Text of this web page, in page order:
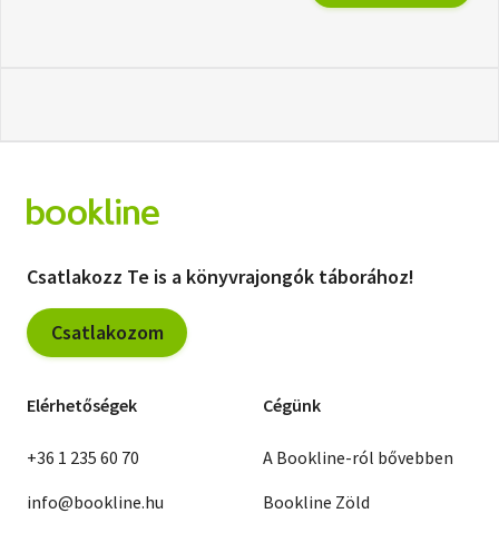
Csatlakozz Te is a könyvrajongók táborához!
Csatlakozom
Elérhetőségek
+36 1 235 60 70
info@bookline.hu
Cégünk
A Bookline-ról bővebben
Bookline Zöld